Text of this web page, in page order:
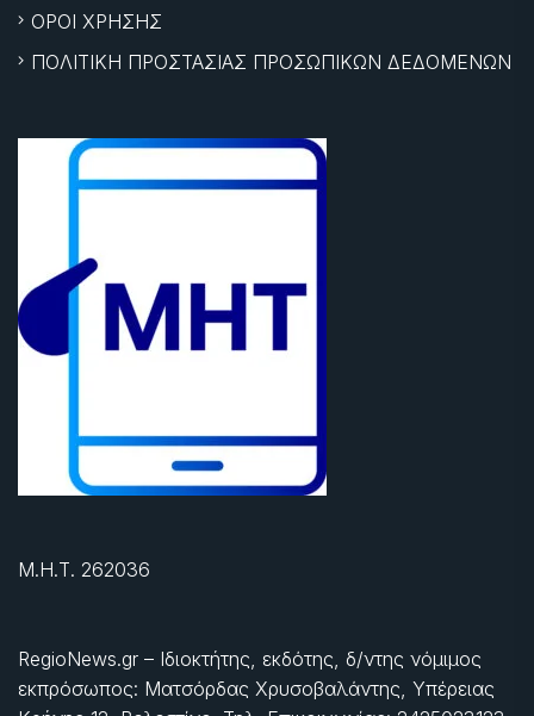
ΟΡΟΙ ΧΡΗΣΗΣ
ΠΟΛΙΤΙΚΗ ΠΡΟΣΤΑΣΙΑΣ ΠΡΟΣΩΠΙΚΩΝ ΔΕΔΟΜΕΝΩΝ
Μ.Η.Τ. 262036
RegioNews.gr – Ιδιοκτήτης, εκδότης, δ/ντης νόμιμος
εκπρόσωπος: Ματσόρδας Χρυσοβαλάντης, Υπέρειας